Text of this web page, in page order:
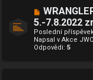
p
v
e
k
N
o
v
ý
p
ř
5.-7.8.2022
Poslední
Napsal v Akce
Odpovědi: 5